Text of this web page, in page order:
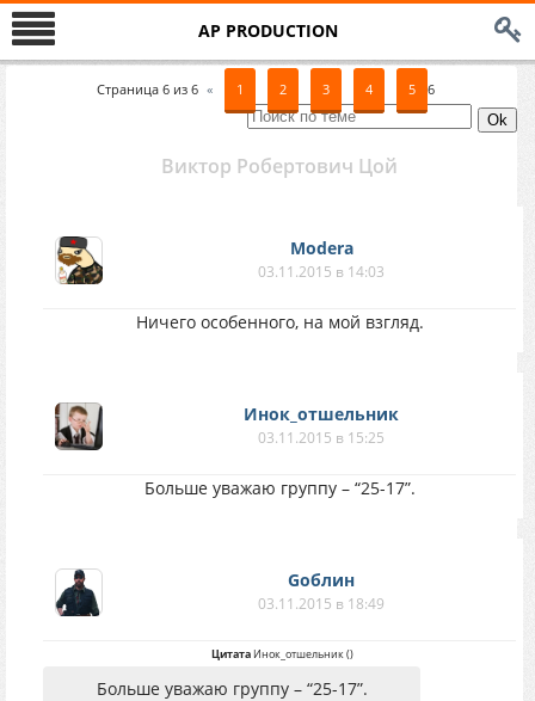
AP PRODUCTION
Страница 6 из 6 « 1 2 3 4 5 6
Виктор Робертович Цой
Modera
03.11.2015 в 14:03
Ничего особенного, на мой взгляд.
Инок_отшельник
03.11.2015 в 15:25
Больше уважаю группу – “25-17”.
Gоблин
03.11.2015 в 18:49
ЦитатаИнок_отшельник()
Больше уважаю группу – “25-17”.